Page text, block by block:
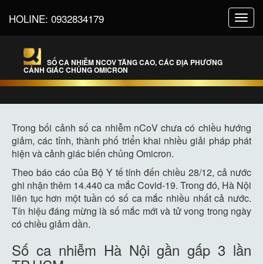
HOLINE: 0932834179
SỐ CA NHIỄM NCOV TĂNG CAO, CÁC ĐỊA PHƯƠNG
CẢNH GIÁC CHỦNG OMICRON
Trong bối cảnh số ca nhiễm nCoV chưa có chiều hướng
giảm, các tỉnh, thành phố triển khai nhiều giải pháp phát
hiện và cảnh giác biến chủng Omicron.
Theo báo cáo của Bộ Y tế tính đến chiều 28/12, cả nước
ghi nhận thêm 14.440 ca mắc Covid-19. Trong đó, Hà Nội
liên tục hơn một tuần có số ca mắc nhiều nhất cả nước.
Tín hiệu đáng mừng là số mắc mới và tử vong trong ngày
có chiều giảm dần.
Số ca nhiễm Hà Nội gần gấp 3 lần